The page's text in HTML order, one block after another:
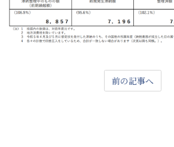
前の記事へ